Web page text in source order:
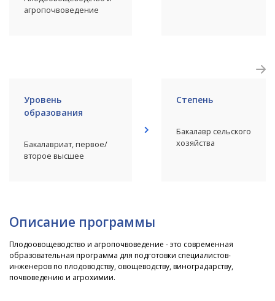
агропочвоведение
Уровень
образования
Бакалавриат, первое/
второе высшее
Степень
Бакалавр сельского
хозяйства
Описание программы
Плодоовощеводство и агропочвоведение - это современная
образовательная программа для подготовки специалистов-
инженеров по плодоводству, овощеводству, виноградарству,
почвоведению и агрохимии.